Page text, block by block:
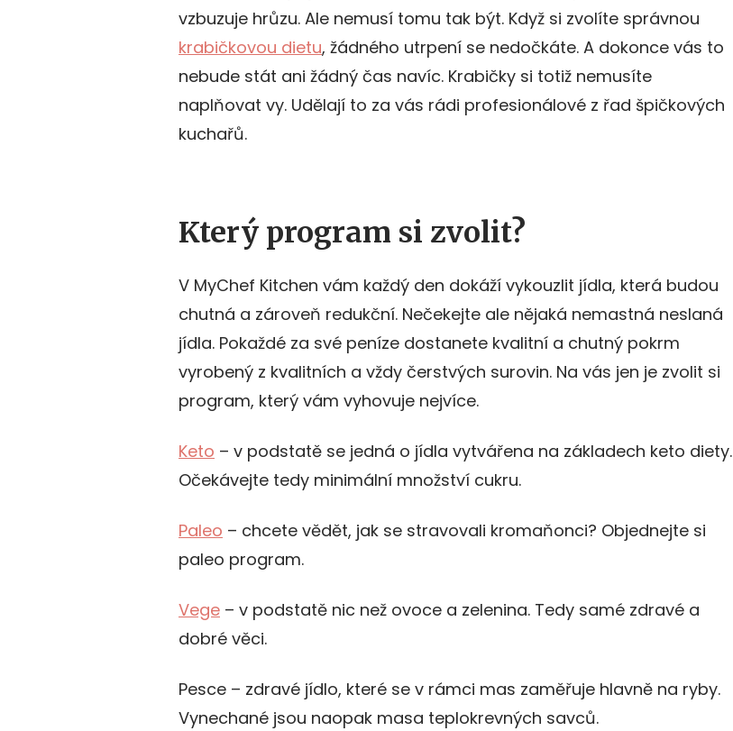
vzbuzuje hrůzu. Ale nemusí tomu tak být. Když si zvolíte správnou
krabičkovou dietu, žádného utrpení se nedočkáte. A dokonce vás to
nebude stát ani žádný čas navíc. Krabičky si totiž nemusíte
naplňovat vy. Udělají to za vás rádi profesionálové z řad špičkových
kuchařů.
Který program si zvolit?
V MyChef Kitchen vám každý den dokáží vykouzlit jídla, která budou
chutná a zároveň redukční. Nečekejte ale nějaká nemastná neslaná
jídla. Pokaždé za své peníze dostanete kvalitní a chutný pokrm
vyrobený z kvalitních a vždy čerstvých surovin. Na vás jen je zvolit si
program, který vám vyhovuje nejvíce.
Keto – v podstatě se jedná o jídla vytvářena na základech keto diety.
Očekávejte tedy minimální množství cukru.
Paleo – chcete vědět, jak se stravovali kromaňonci? Objednejte si
paleo program.
Vege – v podstatě nic než ovoce a zelenina. Tedy samé zdravé a
dobré věci.
Pesce – zdravé jídlo, které se v rámci mas zaměřuje hlavně na ryby.
Vynechané jsou naopak masa teplokrevných savců.